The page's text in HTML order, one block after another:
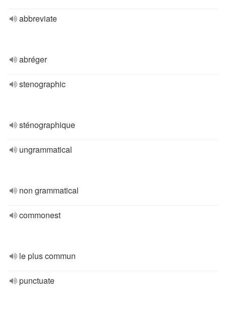
abbreviate
abréger
stenographic
sténographique
ungrammatical
non grammatical
commonest
le plus commun
punctuate